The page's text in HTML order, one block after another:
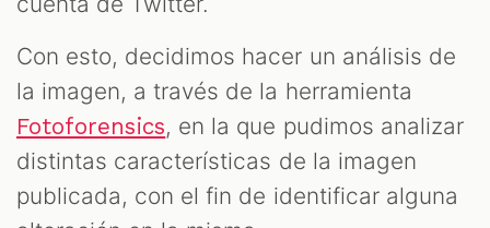
Con esto, decidimos hacer un análisis de
la imagen, a través de la herramienta
Fotoforensics, en la que pudimos analizar
distintas características de la imagen
publicada, con el fin de identificar alguna